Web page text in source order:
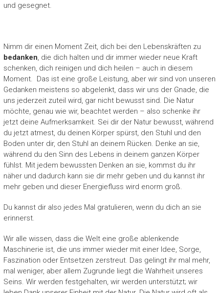
und gesegnet.
Nimm dir einen Moment Zeit, dich bei den Lebenskräften zu
bedanken, die dich halten und dir immer wieder neue Kraft
schenken, dich reinigen und dich heilen – auch in diesem
Moment. Das ist eine große Leistung, aber wir sind von unseren
Gedanken meistens so abgelenkt, dass wir uns der Gnade, die
uns jederzeit zuteil wird, gar nicht bewusst sind. Die Natur
möchte, genau wie wir, beachtet werden – also schenke ihr
jetzt deine Aufmerksamkeit. Sei dir der Natur bewusst, während
du jetzt atmest, du deinen Körper spürst, den Stuhl und den
Boden unter dir, den Stuhl an deinem Rücken. Denke an sie,
während du den Sinn des Lebens in deinem ganzen Körper
fühlst. Mit jedem bewussten Denken an sie, kommst du ihr
näher und dadurch kann sie dir mehr geben und du kannst ihr
mehr geben und dieser Energiefluss wird enorm groß.
Du kannst dir also jedes Mal gratulieren, wenn du dich an sie
erinnerst.
Wir alle wissen, dass die Welt eine große ablenkende
Maschinerie ist, die uns immer wieder mit einer Idee, Sorge,
Faszination oder Entsetzen zerstreut. Das gelingt ihr mal mehr,
mal weniger, aber allem Zugrunde liegt die Wahrheit unseres
Seins. Wir werden festgehalten, wir werden unterstützt; wir